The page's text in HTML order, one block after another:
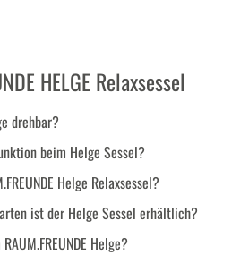
HELGE Relaxsessel
drehbar?
beim Helge Sessel?
Helge Relaxsessel?
ist der Helge Sessel erhältlich?
Helge?